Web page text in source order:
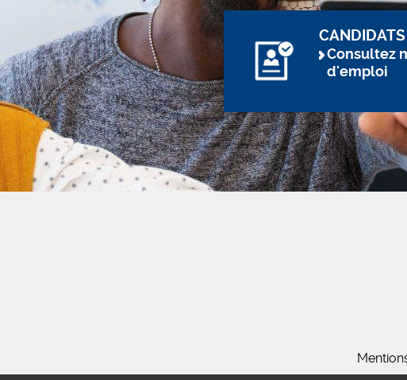
CANDIDATS
Consultez
d'emploi